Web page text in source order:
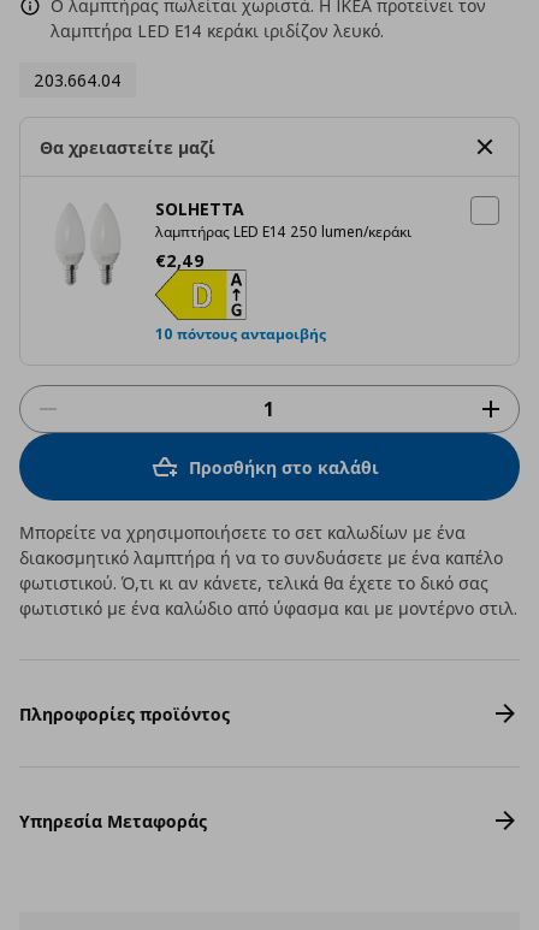
Ο λαμπτήρας πωλείται χωριστά. Η IKEA προτείνει τον
λαμπτήρα LED Ε14 κεράκι ιριδίζον λευκό.
203.664.04
Θα χρειαστείτε μαζί
SOLHETTA
λαμπτήρας LED E14 250 lumen/κεράκι
€2,49
Τρέχουσα τιμή
10 πόντους ανταμοιβής
Προσθήκη στο καλάθι
Μπορείτε να χρησιμοποιήσετε το σετ καλωδίων με ένα
διακοσμητικό λαμπτήρα ή να το συνδυάσετε με ένα καπέλο
φωτιστικού. Ό,τι κι αν κάνετε, τελικά θα έχετε το δικό σας
φωτιστικό με ένα καλώδιο από ύφασμα και με μοντέρνο στιλ.
Πληροφορίες προϊόντος
Υπηρεσία Μεταφοράς